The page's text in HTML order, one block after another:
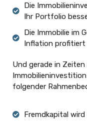
Die
Ihr Portfolio
Die Immobilie im
Inflation profitiert
Und gerade in
folgender
Fremdkapital